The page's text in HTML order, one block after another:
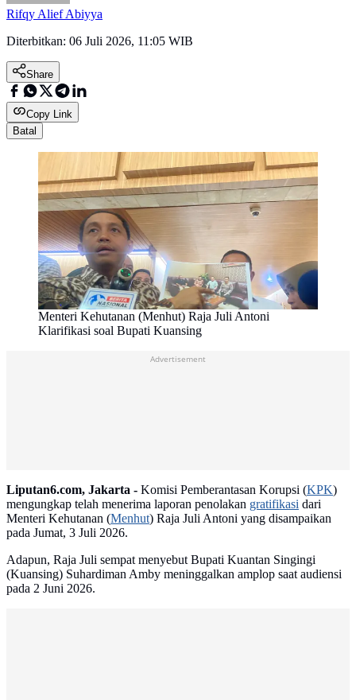
Rifqy Alief Abiyya
Diterbitkan: 06 Juli 2026, 11:05 WIB
Share
Copy Link
Batal
Menteri Kehutanan (Menhut) Raja Juli Antoni
Klarifikasi soal Bupati Kuansing
Advertisement
Liputan6.com, Jakarta - Komisi Pemberantasan Korupsi (KPK)
mengungkap telah menerima laporan penolakan gratifikasi dari
Menteri Kehutanan (Menhut) Raja Juli Antoni yang disampaikan
pada Jumat, 3 Juli 2026.
Adapun, Raja Juli sempat menyebut Bupati Kuantan Singingi
(Kuansing) Suhardiman Amby meninggalkan amplop saat audiensi
pada 2 Juni 2026.